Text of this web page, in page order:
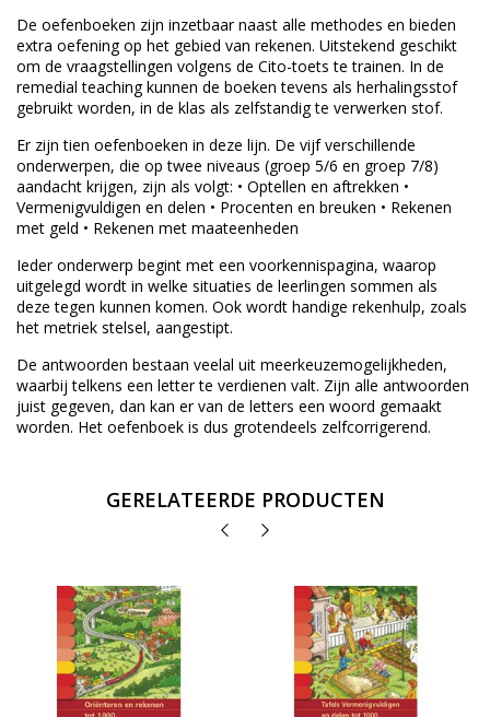
De oefenboeken zijn inzetbaar naast alle methodes en bieden
extra oefening op het gebied van rekenen. Uitstekend geschikt
om de vraagstellingen volgens de Cito-toets te trainen. In de
remedial teaching kunnen de boeken tevens als herhalingsstof
gebruikt worden, in de klas als zelfstandig te verwerken stof.
Er zijn tien oefenboeken in deze lijn. De vijf verschillende
onderwerpen, die op twee niveaus (groep 5/6 en groep 7/8)
aandacht krijgen, zijn als volgt: • Optellen en aftrekken •
Vermenigvuldigen en delen • Procenten en breuken • Rekenen
met geld • Rekenen met maateenheden
Ieder onderwerp begint met een voorkennispagina, waarop
uitgelegd wordt in welke situaties de leerlingen sommen als
deze tegen kunnen komen. Ook wordt handige rekenhulp, zoals
het metriek stelsel, aangestipt.
De antwoorden bestaan veelal uit meerkeuzemogelijkheden,
waarbij telkens een letter te verdienen valt. Zijn alle antwoorden
juist gegeven, dan kan er van de letters een woord gemaakt
worden. Het oefenboek is dus grotendeels zelfcorrigerend.
GERELATEERDE PRODUCTEN